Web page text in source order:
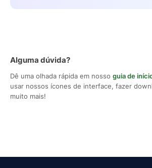
Alguma dúvida?
Dê uma olhada rápida em nosso guia de
usar nossos ícones de interface, fazer
muito mais!